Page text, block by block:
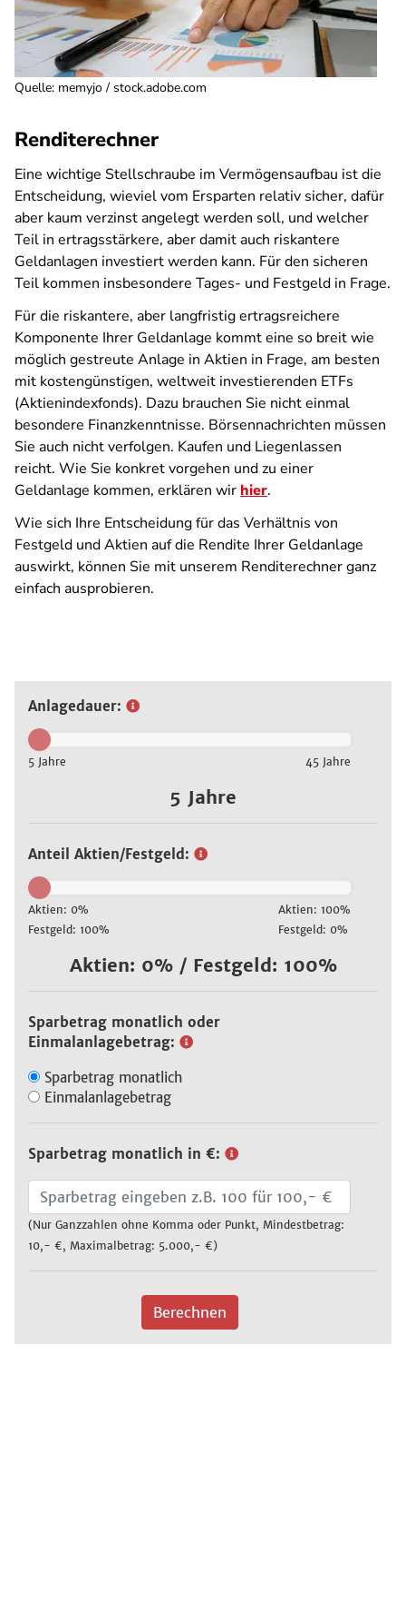
Quelle: memyjo / stock.adobe.com
Renditerechner
Eine wichtige Stellschraube im Vermögensaufbau ist die
Entscheidung, wieviel vom Ersparten relativ sicher, dafür
aber kaum verzinst angelegt werden soll, und welcher
Teil in ertragsstärkere, aber damit auch riskantere
Geldanlagen investiert werden kann. Für den sicheren
Teil kommen insbesondere Tages- und Festgeld in Frage.
Für die riskantere, aber langfristig ertragsreichere
Komponente Ihrer Geldanlage kommt eine so breit wie
möglich gestreute Anlage in Aktien in Frage, am besten
mit kostengünstigen, weltweit investierenden ETFs
(Aktienindexfonds). Dazu brauchen Sie nicht einmal
besondere Finanzkenntnisse. Börsennachrichten müssen
Sie auch nicht verfolgen. Kaufen und Liegenlassen
reicht. Wie Sie konkret vorgehen und zu einer
Geldanlage kommen, erklären wir hier.
Wie sich Ihre Entscheidung für das Verhältnis von
Festgeld und Aktien auf die Rendite Ihrer Geldanlage
auswirkt, können Sie mit unserem Renditerechner ganz
einfach ausprobieren.